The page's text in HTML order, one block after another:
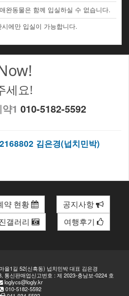
완동물은 함께 입실하실 수 없습니다.
에만 입실이 가능합니다.
세요!
1 010-5182-5592
김은경(넙치민박)
약 현황
공지사항
갤러리 여행후기
을1길 52(신흑동) 넙치민박 대표 김은경
통신판매업신고번호 : 제 2023-충남보-0224 호
loglycs@logly.kr
010-5182-5592